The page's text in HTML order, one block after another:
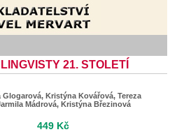
21. STOLETÍ
Glogarová, Kristýna Kovářová, Tereza
Mádrová, Kristýna Březinová
449 Kč